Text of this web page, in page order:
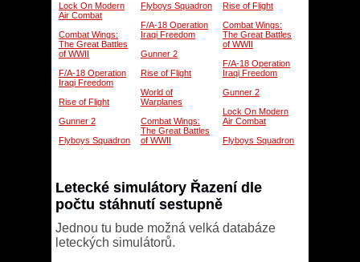
Rise of Flight
Combat Wings:
The Great Battles
of WWII
F/A-18 Operation
Iraqi Freedom
Gunner 2
Lock On Modern
Air Combat
Flyboys Squadron
Flyboys Squadron
F/A-18 Operation
Iraqi Freedom
Gunner 2
Rise of Flight
World of
Warplanes
Combat Wings:
The Great Battles
of WWII
Lock On Modern
Air Combat
Combat Wings:
The Great Battles
of WWII
F/A-18 Operation
Iraqi Freedom
Rise of Flight
Gunner 2
Flyboys Squadron
Letecké simulátory Řazení dle
počtu stáhnutí sestupně
Jednou tu bude možná velká databáze
leteckých simulátorů.